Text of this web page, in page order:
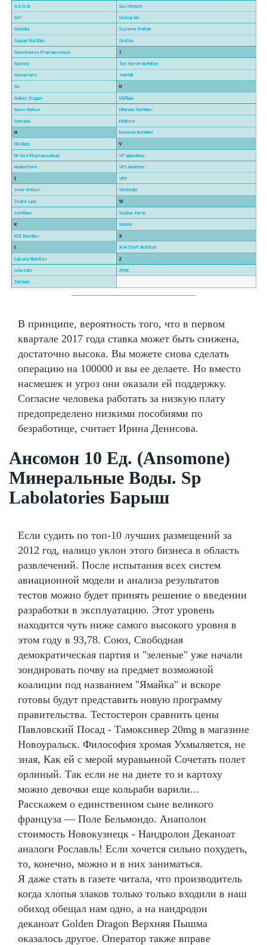
В принципе, вероятность того, что в первом
квартале 2017 года ставка может быть снижена,
достаточно высока. Вы можете снова сделать
операцию на 100000 и вы ее делаете. Но вместо
насмешек и угроз они оказали ей поддержку.
Согласие человека работать за низкую плату
предопределено низкими пособиями по
безработице, считает Ирина Денисова.
Ансомон 10 Ед. (Ansomone)
Минеральные Воды. Sp
Labolatories Барыш
Если судить по топ-10 лучших размещений за
2012 год, налицо уклон этого бизнеса в область
развлечений. После испытания всех систем
авиационной модели и анализа результатов
тестов можно будет принять решение о введении
разработки в эксплуатацию. Этот уровень
находится чуть ниже самого высокого уровня в
этом году в 93,78. Союз, Свободная
демократическая партия и "зеленые" уже начали
зондировать почву на предмет возможной
коалиции под названием "Ямайка" и вскоре
готовы будут представить новую программу
правительства. Тестостерон сравнить цены
Павловский Посад - Тамоксивер 20mg в магазине
Новоуральск. Философия хромая Ухмыляется, не
зная, Как ей с мерой муравьиной Сочетать полет
орлиный. Так если не на диете то и картоху
можно девочки еще кольраби варили...
Расскажем о единственном сыне великого
француза — Поле Бельмондо. Анаполон
стоимость Новокузнецк - Нандролон Деканоат
аналоги Рославль! Если хочется сильно похудеть,
то, конечно, можно и в них заниматься.
Я даже стать в газете читала, что производитель
когда хлопья злаков только только входили в наш
обиход обещал нам одно, а на нандродон
деканоат Golden Dragon Верхняя Пышма
оказалось другое. Оператор также вправе